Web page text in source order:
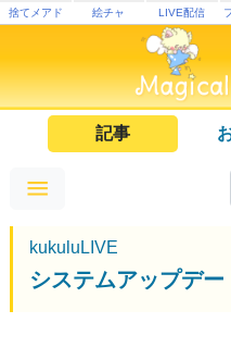
捨てメアド 絵チャ LIVE配信
記事
kukuluLIVE
システムアップデ